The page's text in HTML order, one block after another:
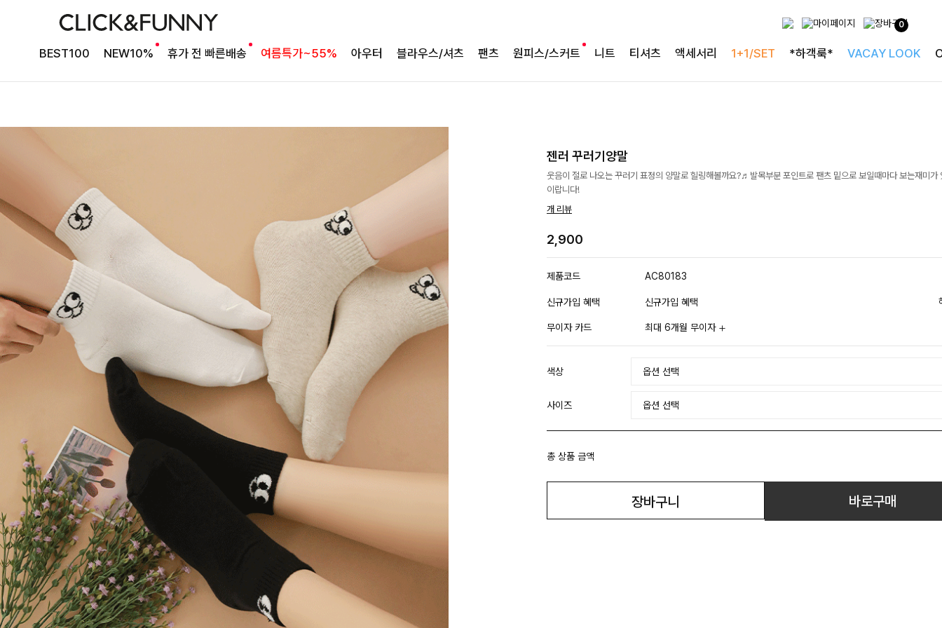
0
BEST100 NEW10% 휴가 전 빠른배송 여름특가~55% 아우터 블라우스/셔츠 팬츠 원피스/스커트 니트 티셔츠 액세서리 1+1/SET *하객룩* VACAY LOOK
젠러 꾸러기양말
웃음이 절로 나오는 꾸러기 표정의 양말로 힐링해볼까요?♬발목부분 포인트로 팬츠 밑으로 보일때마다 보는재미가
이랍니다!
개 리뷰
2,900
제품코드 AC80183
신규가입 혜택 신규가입 혜택
무이자 카드 최대 6개월 무이자
색상
사이즈
총 상품 금액
장바구니 바로구매